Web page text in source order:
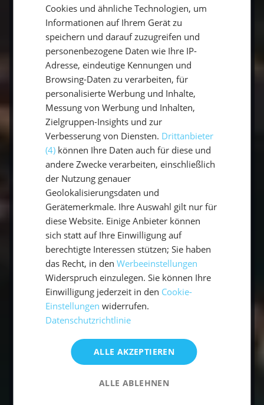
und die Natur freut sich.
Wenn Du auf der Suche nach einem billigen
Flug bist, lohnt es sich etwas Zeit in die
Recherche zu investieren und Flugpreise
miteinander zu vergleichen. Die Airlines nutzen
unser Buchungsverhalten aus, um die
Flugplätze zu möglichst hohen Preisen zu
verkaufen. Also heißt es ein bisschen schlauer
als diese zu sein 😉 Wenn du besonderes Glück
hast, stößt du auf sogenannte "Error Fares".
Das sind Fehler in deren Systemen, wie z.B.
Zahlendreher. Da kann es schon mal einen
Flug nach Thailand für 100 € geben. Das
passiert selten, aber kommt vor. Hierfür
kannst du die Newsletter von Webseiten wie
Urlaubsguru oder Urlaubspiraten abonnieren,
dann erfährst Du schnell von solchen "Error
Fares".
Buchen
Cookies und ähnliche Technologien, um
Informationen auf Ihrem Gerät zu
speichern und darauf zuzugreifen und
personenbezogene Daten wie Ihre IP-
Adresse, eindeutige Kennungen und
Browsing-Daten zu verarbeiten, für
personalisierte Werbung und Inhalte,
Messung von Werbung und Inhalten,
Zielgruppen-Insights und zur
Verbesserung von Diensten. Drittanbieter
(4) können Ihre Daten auch für diese und
andere Zwecke verarbeiten, einschließlich
der Nutzung genauer
Geolokalisierungsdaten und
Gerätemerkmale. Ihre Auswahl gilt nur für
diese Website. Einige Anbieter können
sich statt auf Ihre Einwilligung auf
berechtigte Interessen stützen; Sie haben
das Recht, in denWerbeeinstellungen
Widerspruch einzulegen. Sie können Ihre
Einwilligung jederzeit in den Cookie-
Einstellungen widerrufen.
Datenschutzrichtlinie
ALLE AKZEPTIEREN
ALLE ABLEHNEN